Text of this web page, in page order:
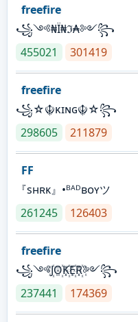
freefire
꧁༺₦Ї₦ℑ₳༻꧂
455021
301419
freefire
꧁☆☬κɪɴɢ☬☆꧂
298605
211879
FF
『sʜʀᴋ』•ᴮᴬᴰʙᴏʏツ
261245
126403
freefire
꧁༺J꙰O꙰K꙰E꙰R꙰༻꧂
237441
174369